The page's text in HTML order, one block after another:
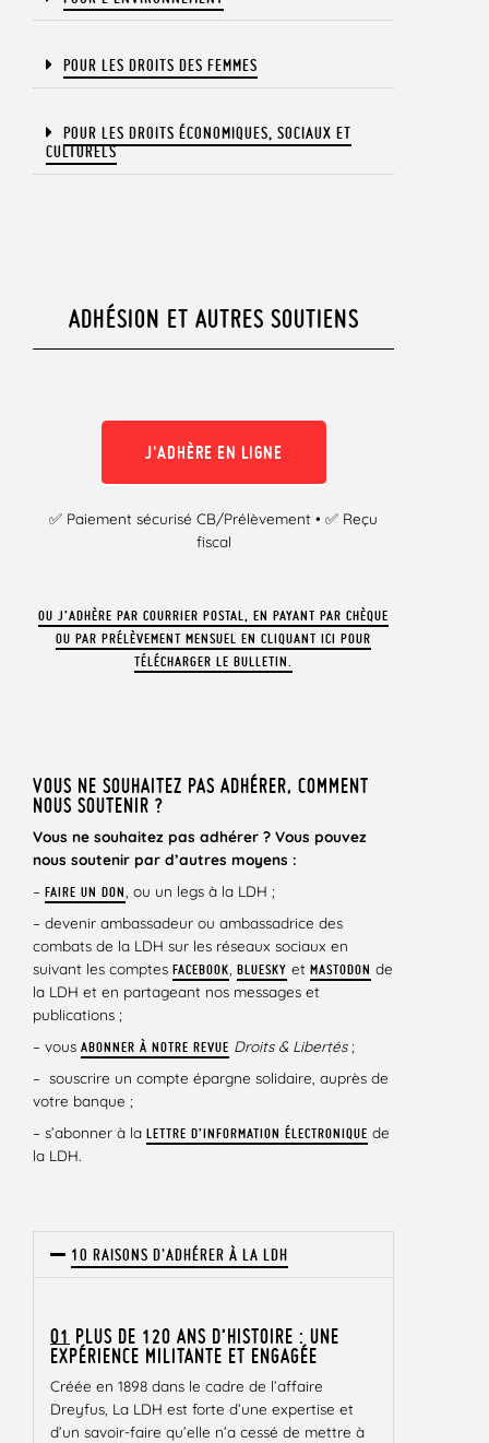
POUR LES DROITS DES FEMMES
POUR LES DROITS ÉCONOMIQUES, SOCIAUX ET
CULTURELS​
ADHÉSION ET AUTRES SOUTIENS
J'ADHÈRE EN LIGNE
✅ Paiement sécurisé CB/Prélèvement • ✅ Reçu
fiscal
OU J’ADHÈRE PAR COURRIER POSTAL, EN PAYANT PAR CHÈQUE
OU PAR PRÉLÈVEMENT MENSUEL EN CLIQUANT ICI POUR
TÉLÉCHARGER LE BULLETIN.
VOUS NE SOUHAITEZ PAS ADHÉRER, COMMENT
NOUS SOUTENIR ?
Vous ne souhaitez pas adhérer ? Vous pouvez
nous soutenir par d’autres moyens :
– FAIRE UN DON , ou un legs à la LDH ;
– devenir ambassadeur ou ambassadrice des
combats de la LDH sur les réseaux sociaux en
suivant les comptes FACEBOOK BLUESKY et MASTODON de
la LDH et en partageant nos messages et
publications ;
– vous ABONNER À NOTRE REVUE Droits & Libertés;
– souscrire un compte épargne solidaire, auprès de
votre banque ;
– s’abonner à la LETTRE D’INFORMATION ÉLECTRONIQUE de
la LDH.
10 RAISONS D'ADHÉRER À LA LDH
01 PLUS DE 120 ANS D’HISTOIRE : UNE
EXPÉRIENCE MILITANTE ET ENGAGÉE
Créée en 1898 dans le cadre de l’affaire
Dreyfus, La LDH est forte d’une expertise et
d’un savoir-faire qu’elle n’a cessé de mettre à